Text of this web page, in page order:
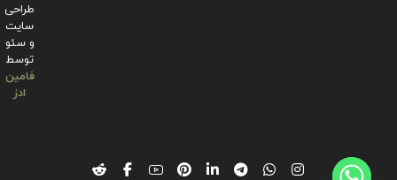
طراحی
سایت
و سئو
توسط
فامین
ادز